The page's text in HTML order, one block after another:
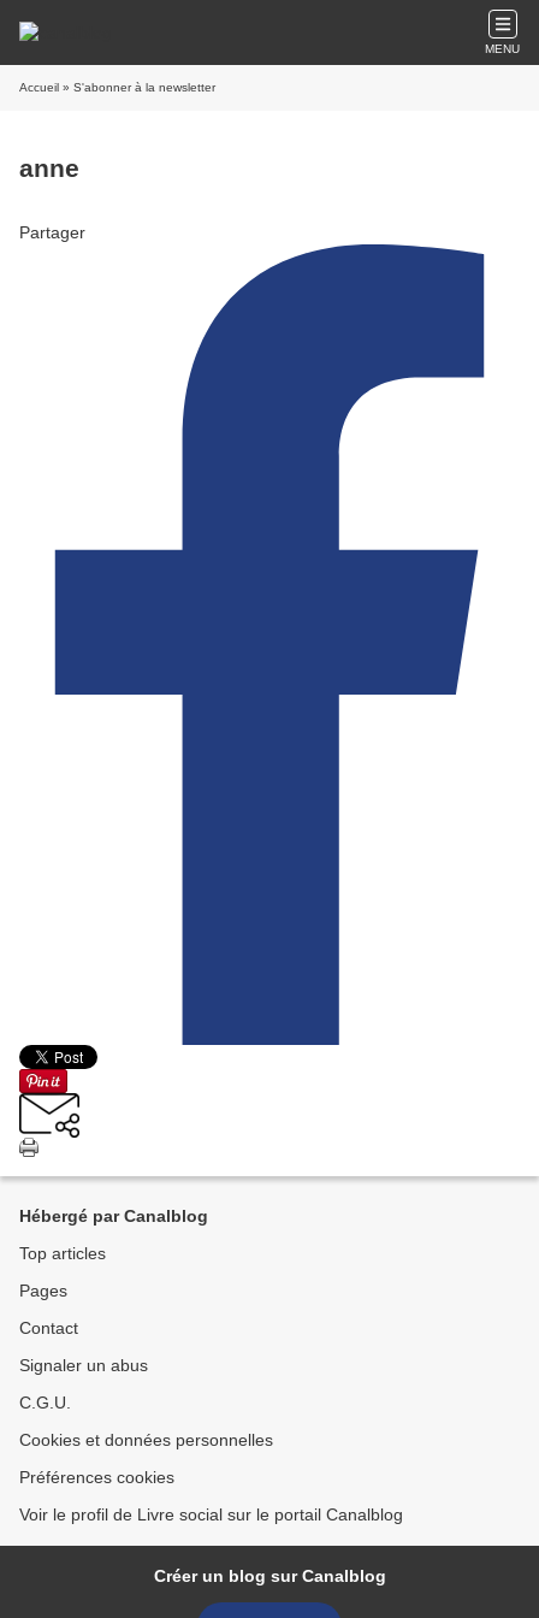
MENU
Accueil » S'abonner à la newsletter
anne
Partager
Hébergé par Canalblog
Top articles
Pages
Contact
Signaler un abus
C.G.U.
Cookies et données personnelles
Préférences cookies
Voir le profil de Livre social sur le portail Canalblog
Créer un blog sur Canalblog